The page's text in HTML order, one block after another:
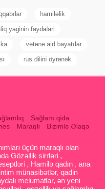
hamiləlik
yaginin faydalari
vətənə aid bayatılar
rus dilini öyrənək
Sağlam qida
Maraqlı Bizimlə Əlaqə
üçün maraqlı olan
Gözəllik sirrləri ,
, Hamilə qadın , ana
münasibətlər, qadin
melumatlar, ən yeni